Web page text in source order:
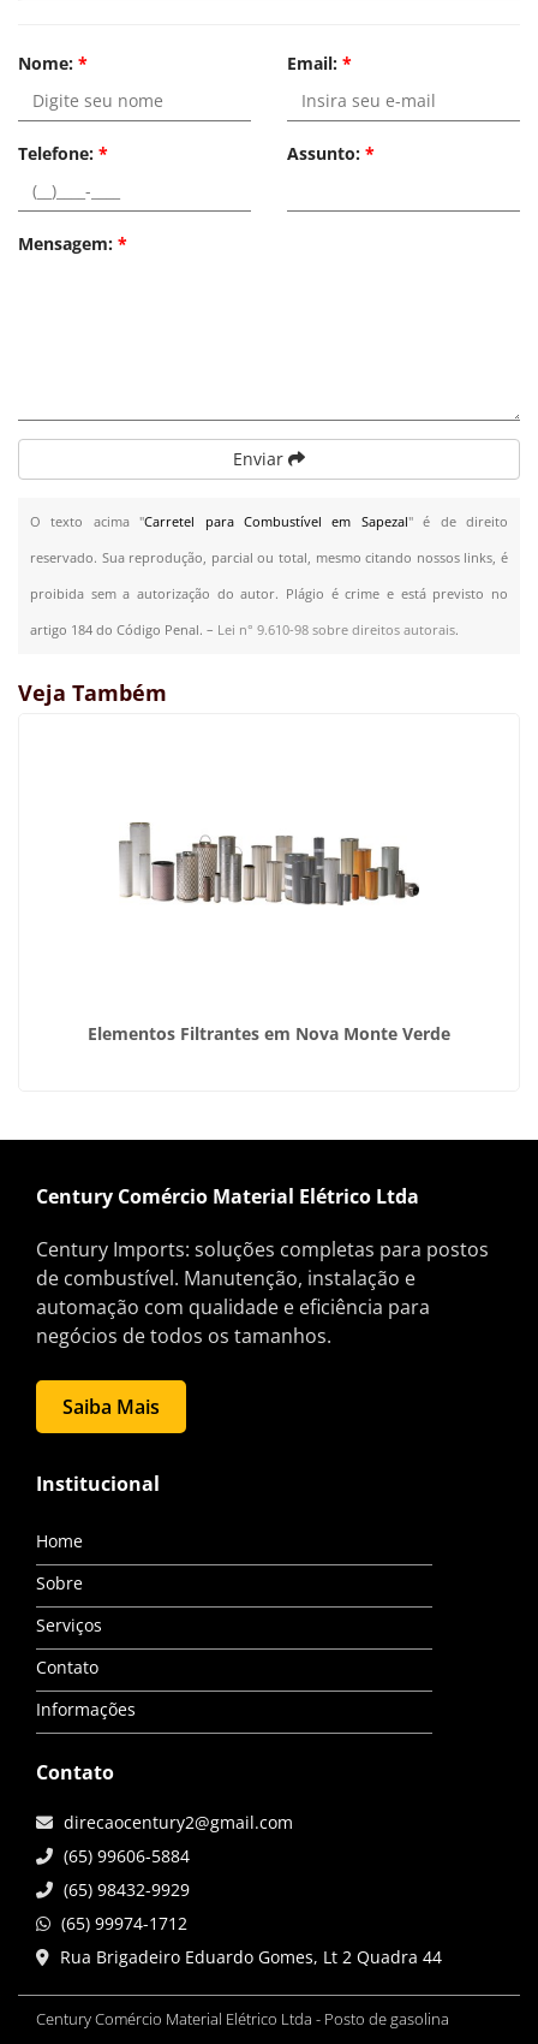
Nome: * Email: *
Telefone: * Assunto: *
Mensagem: *
Enviar
O texto acima "Carretel para Combustível em Sapezal" é de direito
reservado. Sua reprodução, parcial ou total, mesmo citando nossos links, é
proibida sem a autorização do autor. Plágio é crime e está previsto no
artigo 184 do Código Penal. – Lei n° 9.610-98 sobre direitos autorais.
Veja Também
Elementos Filtrantes em Nova Monte Verde
Century Comércio Material Elétrico Ltda
Century Imports: soluções completas para postos
de combustível. Manutenção, instalação e
automação com qualidade e eficiência para
negócios de todos os tamanhos.
Saiba Mais
Institucional
Home
Sobre
Serviços
Contato
Informações
Contato
direcaocentury2@gmail.com
(65) 99606-5884
(65) 98432-9929
(65) 99974-1712
Rua Brigadeiro Eduardo Gomes, Lt 2 Quadra 44
Century Comércio Material Elétrico Ltda - Posto de gasolina